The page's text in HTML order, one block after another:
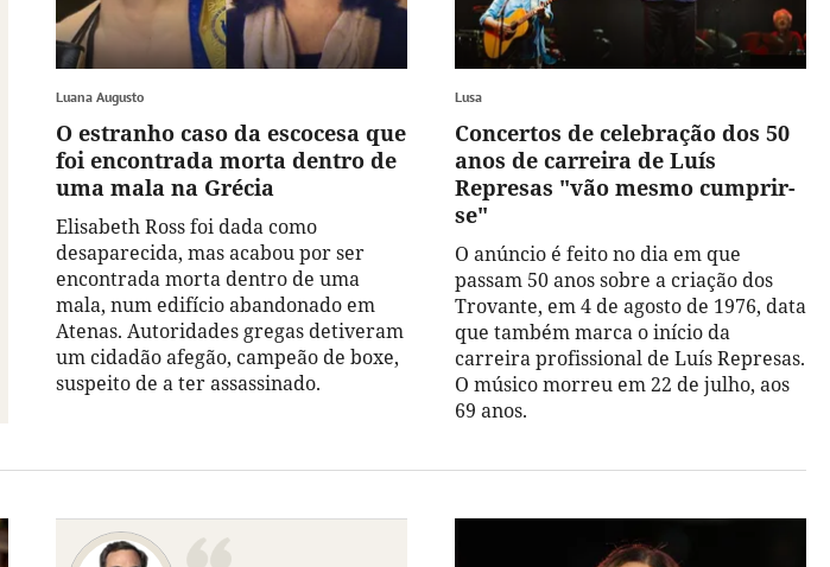
Luana Augusto
O estranho caso da escocesa que
foi encontrada morta dentro de
uma mala na Grécia
Elisabeth Ross foi dada como
desaparecida, mas acabou por ser
encontrada morta dentro de uma
mala, num edifício abandonado em
Atenas. Autoridades gregas detiveram
um cidadão afegão, campeão de boxe,
suspeito de a ter assassinado.
Lusa
Concertos de celebração dos 50
anos de carreira de Luís
Represas "vão mesmo cumprir-
se"
O anúncio é feito no dia em que
passam 50 anos sobre a criação dos
Trovante, em 4 de agosto de 1976, data
que também marca o início da
carreira profissional de Luís Represas.
O músico morreu em 22 de julho, aos
69 anos.